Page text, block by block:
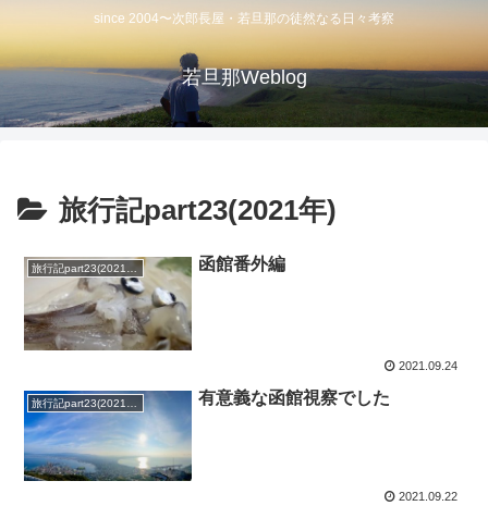
since 2004〜次郎長屋・若旦那の徒然なる日々考察
若旦那Weblog
旅行記part23(2021年)
旅行記part23(2021年) 函館番外編
2021.09.24
有意義な函館視察でした
2021.09.22